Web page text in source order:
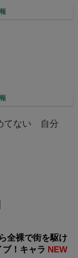
てない 自分
全裸で街を駆け
！キャラ NEW